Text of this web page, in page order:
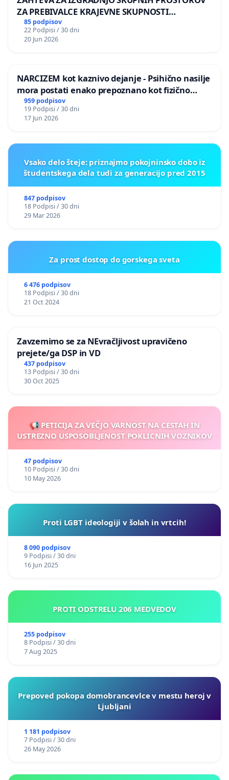
ZA PREBIVALCE KRAJEVNE SKUPNOSTI
PRESTRANEK
85 podpisov
22 Podpisi / 30 dni
20 Jun 2026
NARCIZEM kot kaznivo dejanje - Psihično nasilje
mora postati enako prepoznano kot fizično
nasilje
959 podpisov
19 Podpisi / 30 dni
17 Jun 2026
Vsako delo šteje: priznajmo pokojninsko dobo iz
študentskega dela tudi za generacijo pred 2015
847 podpisov
18 Podpisi / 30 dni
29 Mar 2026
Za prost dostop do gorskega sveta
6 476 podpisov
18 Podpisi / 30 dni
21 Oct 2024
Zavzemimo se za NEvračljivost upravičeno
prejete/ga DSP in VD
437 podpisov
13 Podpisi / 30 dni
30 Oct 2025
📢 PETICIJA ZA VEČJO VARNOST NA CESTAH IN
USTREZNO USPOSOBLJENOST POKLICNIH VOZNIKOV
47 podpisov
10 Podpisi / 30 dni
10 May 2026
Proti LGBT ideologiji v šolah in vrtcih!
8 090 podpisov
9 Podpisi / 30 dni
16 Jun 2025
PROTI ODSTRELU 206 MEDVEDOV
255 podpisov
8 Podpisi / 30 dni
7 Aug 2025
Prepoved pokopa domobrancevlce v mestu heroj v
Ljubljani
1 181 podpisov
7 Podpisi / 30 dni
26 May 2026